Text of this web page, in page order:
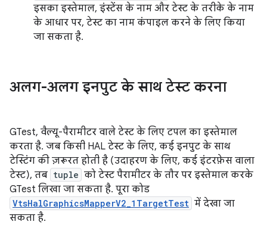
इसका इस्तेमाल, इंस्टेंस के नाम और टेस्ट के तरीके के नाम
के आधार पर, टेस्ट का नाम कंपाइल करने के लिए किया
जा सकता है.
अलग-अलग इनपुट के साथ टेस्ट करना
GTest, वैल्यू-पैरामीटर वाले टेस्ट के लिए टपल का इस्तेमाल
करता है. जब किसी HAL टेस्ट के लिए, कई इनपुट के साथ
टेस्टिंग की ज़रूरत होती है (उदाहरण के लिए, कई इंटरफ़ेस वाला
टेस्ट), तब tuple को टेस्ट पैरामीटर के तौर पर इस्तेमाल करके
GTest लिखा जा सकता है. पूरा कोड
VtsHalGraphicsMapperV2_1TargetTest में देखा जा
सकता है.